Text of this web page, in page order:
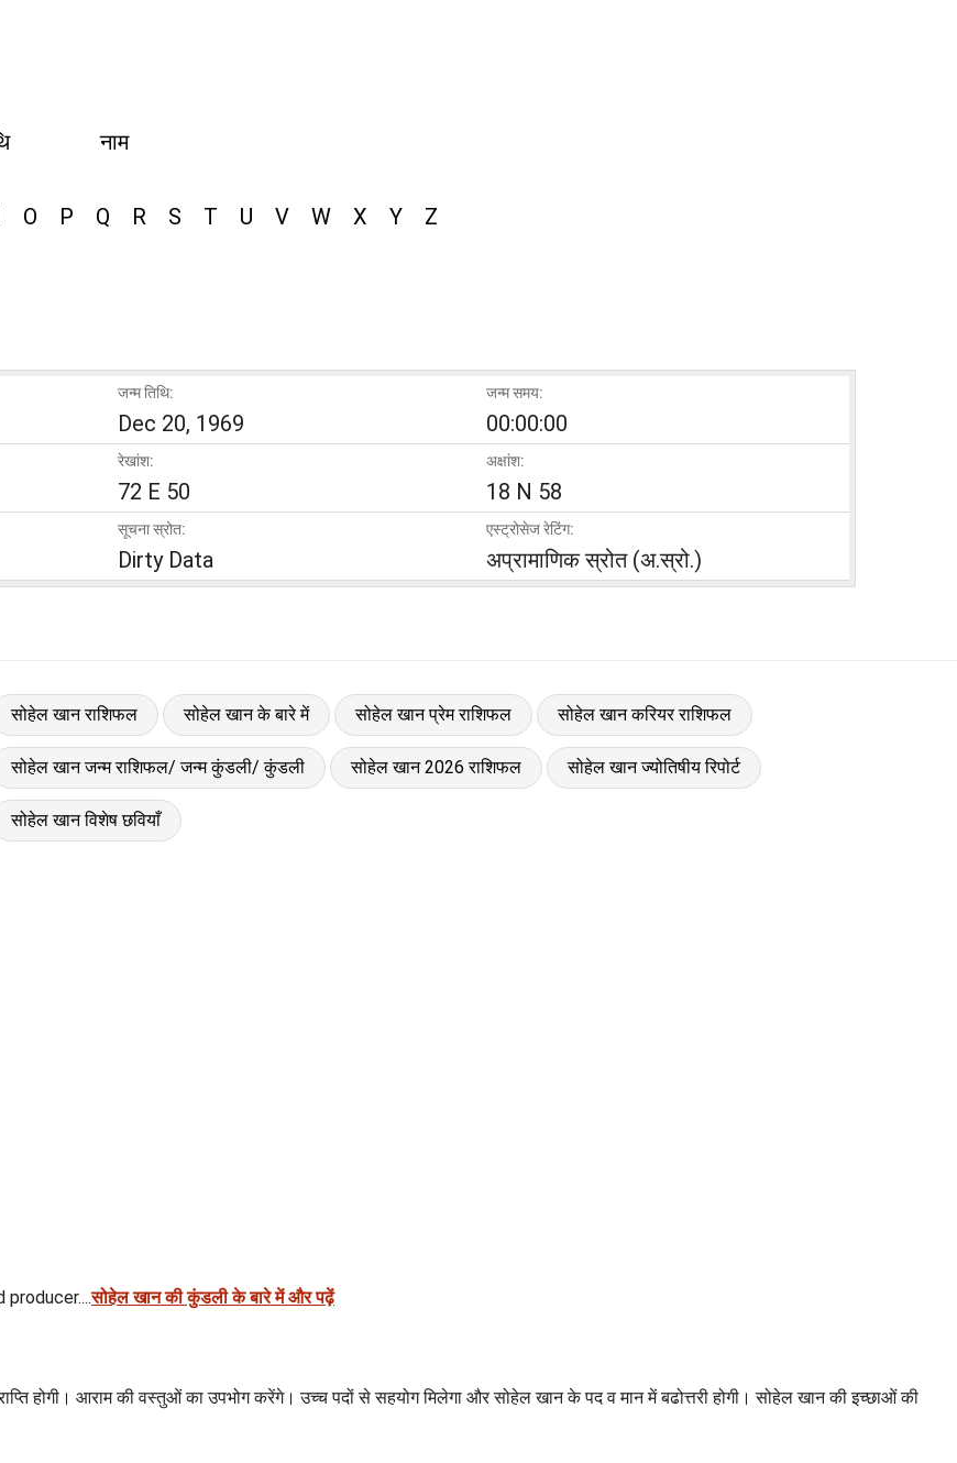
नाम
O P Q R S T U V W X Y Z
जन्म तिथि:
Dec 20, 1969
जन्म समय:
00:00:00
रेखांश:
72 E 50
अक्षांश:
18 N 58
सूचना स्रोत:
Dirty Data
एस्ट्रोसेज रेटिंग:
अप्रामाणिक स्रोत (अ.स्रो.)
सोहेल खान राशिफल सोहेल खान के बारे में सोहेल खान प्रेम राशिफल सोहेल खान करियर राशिफल
सोहेल खान जन्म राशिफल/ जन्म कुंडली/ कुंडली सोहेल खान 2026 राशिफल सोहेल खान ज्योतिषीय रिपोर्ट
सोहेल खान विशेष छवियाँ
producer....सोहेल खान की कुंडली के बारे में और पढ़ें
होगी। आराम की वस्तुओं का उपभोग करेंगे। उच्च पदों से सहयोग मिलेगा और सोहेल खान के पद व मान में बढोत्तरी होगी। सोहेल खान की इच्छाओं की